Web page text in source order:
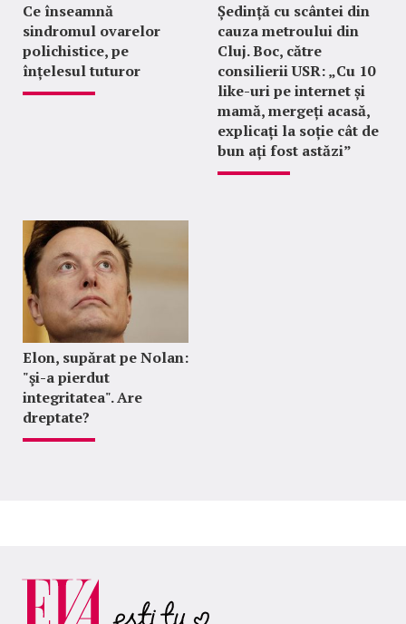
Ce înseamnă
sindromul ovarelor
polichistice, pe
înțelesul tuturor
Ședință cu scântei din
cauza metroului din
Cluj. Boc, către
consilierii USR: „Cu 10
like-uri pe internet și
mamă, mergeți acasă,
explicați la soție cât de
bun ați fost astăzi”
Elon, supărat pe Nolan:
"şi-a pierdut
integritatea". Are
dreptate?